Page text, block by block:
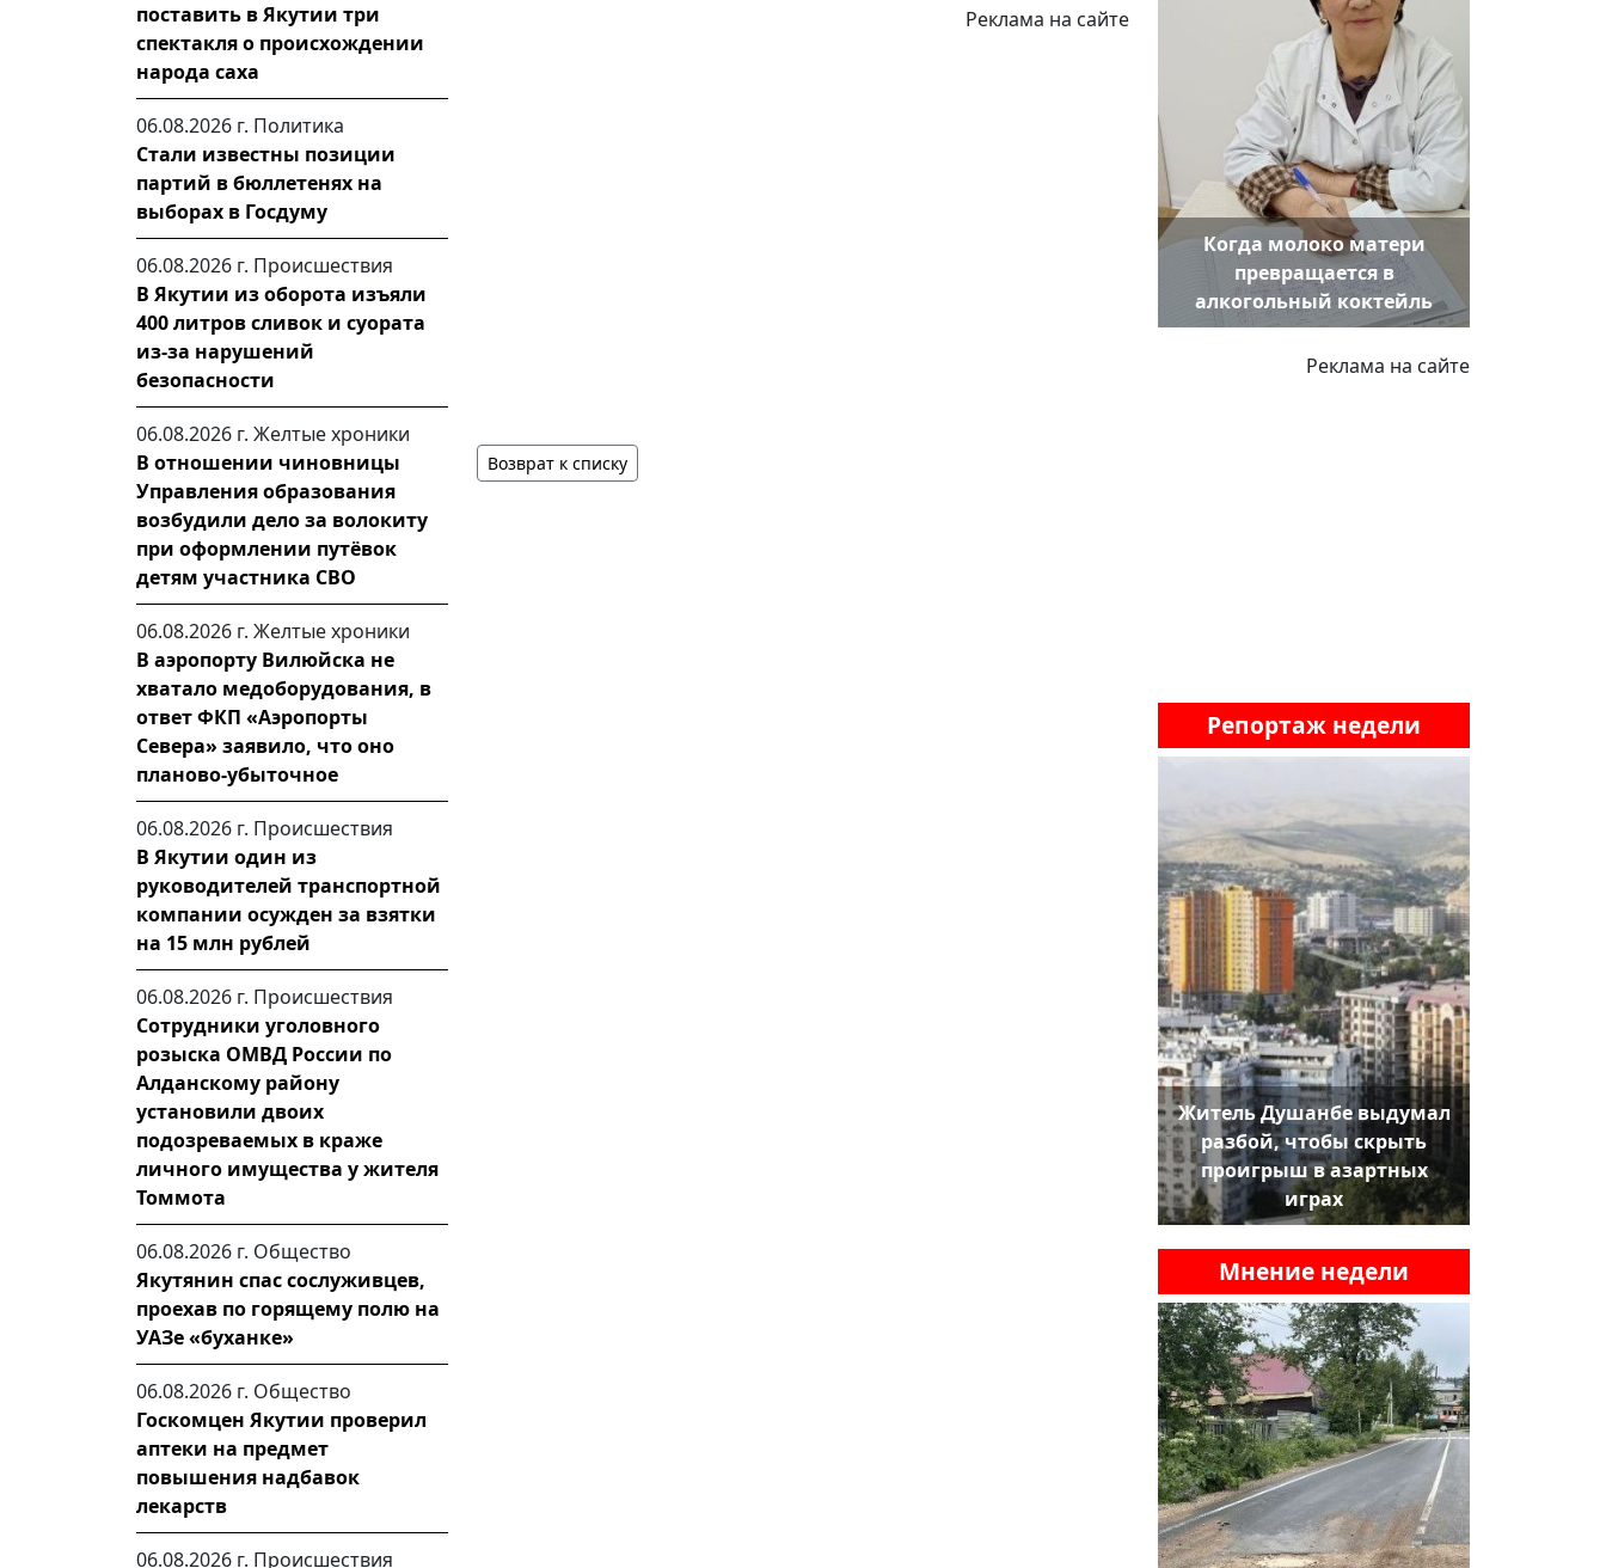
поставить в Якутии три
спектакля о происхождении
народа саха
06.08.2026 г. Политика
Стали известны позиции
партий в бюллетенях на
выборах в Госдуму
06.08.2026 г. Происшествия
В Якутии из оборота изъяли
400 литров сливок и суората
из-за нарушений
безопасности
06.08.2026 г. Желтые хроники
В отношении чиновницы
Управления образования
возбудили дело за волокиту
при оформлении путёвок
детям участника СВО
06.08.2026 г. Желтые хроники
В аэропорту Вилюйска не
хватало медоборудования, в
ответ ФКП «Аэропорты
Севера» заявило, что оно
планово-убыточное
06.08.2026 г. Происшествия
В Якутии один из
руководителей транспортной
компании осужден за взятки
на 15 млн рублей
06.08.2026 г. Происшествия
Сотрудники уголовного
розыска ОМВД России по
Алданскому району
установили двоих
подозреваемых в краже
личного имущества у жителя
Томмота
06.08.2026 г. Общество
Якутянин спас сослуживцев,
проехав по горящему полю на
УАЗе «буханке»
06.08.2026 г. Общество
Госкомцен Якутии проверил
аптеки на предмет
повышения надбавок
лекарств
06.08.2026 г. Происшествия
Реклама на сайте
Возврат к списку
Когда молоко матери
превращается в
алкогольный коктейль
Реклама на сайте
Репортаж недели
Житель Душанбе выдумал
разбой, чтобы скрыть
проигрыш в азартных
играх
Мнение недели